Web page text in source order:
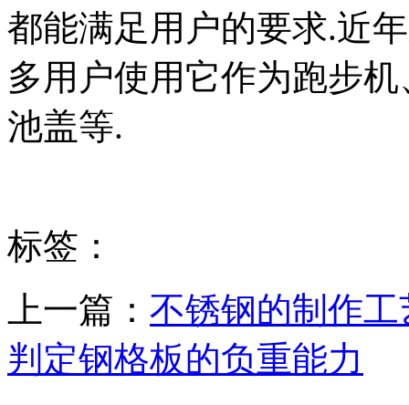
都能满足用户的要求.近
多用户使用它作为跑步
池盖等.
标签：
上一篇： 不锈钢的制作
判定钢格板的负重能力